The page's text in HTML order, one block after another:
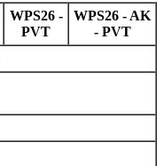
WPS26 -
PVT
WPS26 - AK
- PVT